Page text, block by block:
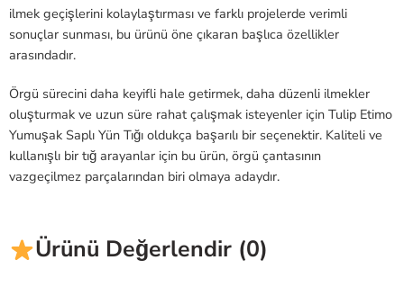
ilmek geçişlerini kolaylaştırması ve farklı projelerde verimli
sonuçlar sunması, bu ürünü öne çıkaran başlıca özellikler
arasındadır.
Örgü sürecini daha keyifli hale getirmek, daha düzenli ilmekler
oluşturmak ve uzun süre rahat çalışmak isteyenler için Tulip Etimo
Yumuşak Saplı Yün Tığı oldukça başarılı bir seçenektir. Kaliteli ve
kullanışlı bir tığ arayanlar için bu ürün, örgü çantasının
vazgeçilmez parçalarından biri olmaya adaydır.
Ürünü Değerlendir (0)